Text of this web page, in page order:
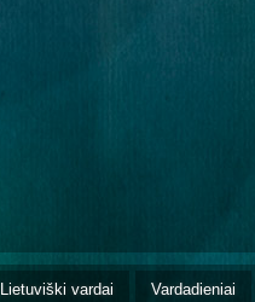
Lietuviški vardai Vardadieniai